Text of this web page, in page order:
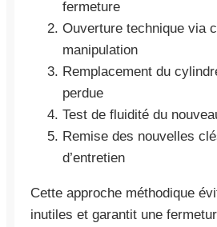
fermeture
Ouverture technique via
manipulation
Remplacement du
perdue
Test de fluidité du
Remise des nouvelles
d’entretien
Cette approche méthodique
inutiles et garantit une